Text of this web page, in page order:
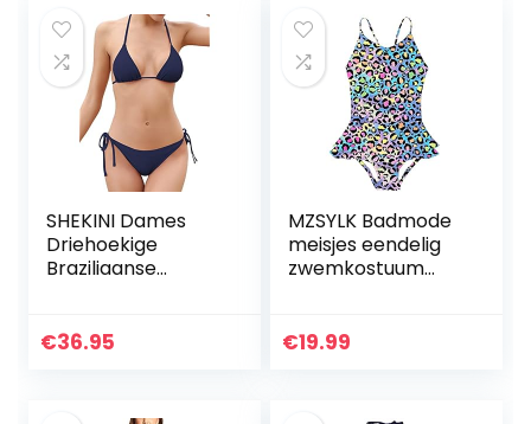
zwempak
SHEKINI Dames
Driehoekige
Braziliaanse
Badpak Lage Taille
€36.95
MZSYLK Badmode
meisjes eendelig
zwemkostuum
dikke riem
€19.99